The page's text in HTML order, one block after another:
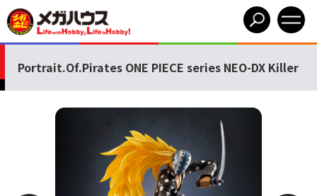
Portrait.Of.Pirates ONE PIECE series NEO-DX Killer